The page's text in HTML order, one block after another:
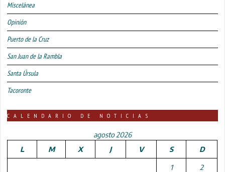
Miscelánea
Opinión
Puerto de la Cruz
San Juan de la Rambla
Santa Úrsula
Tacoronte
CALENDARIO DE NOTICIAS
agosto 2026
L
M X J V S D
1 2